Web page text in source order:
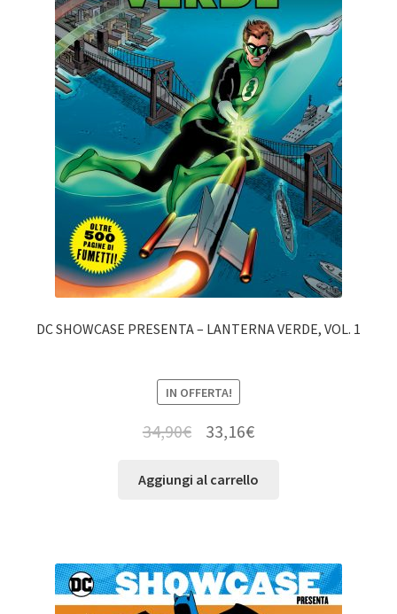
DC SHOWCASE PRESENTA – LANTERNA VERDE, VOL. 1
IN OFFERTA!
34,90€ 33,16€
Aggiungi al carrello